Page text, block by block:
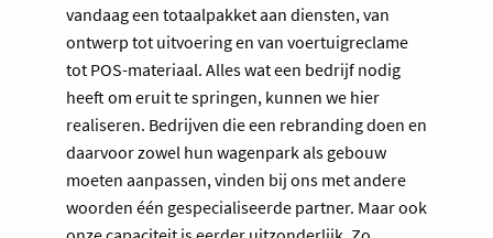
vandaag een totaalpakket aan diensten, van
ontwerp tot uitvoering en van voertuigreclame
tot POS-materiaal. Alles wat een bedrijf nodig
heeft om eruit te springen, kunnen we hier
realiseren. Bedrijven die een rebranding doen en
daarvoor zowel hun wagenpark als gebouw
moeten aanpassen, vinden bij ons met andere
woorden één gespecialiseerde partner. Maar ook